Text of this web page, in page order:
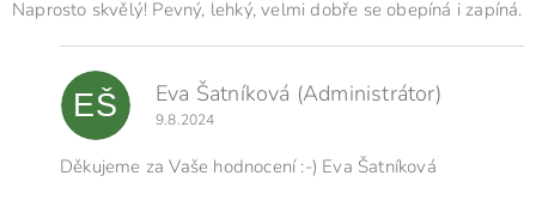
o
Naprosto skvělý! Pevný, lehký, velmi dobře se obepíná i zapíná.
EŠ Eva Šatníková (Administrátor)
9.8.2024
Děkujeme za Vaše hodnocení :-) Eva Šatníková